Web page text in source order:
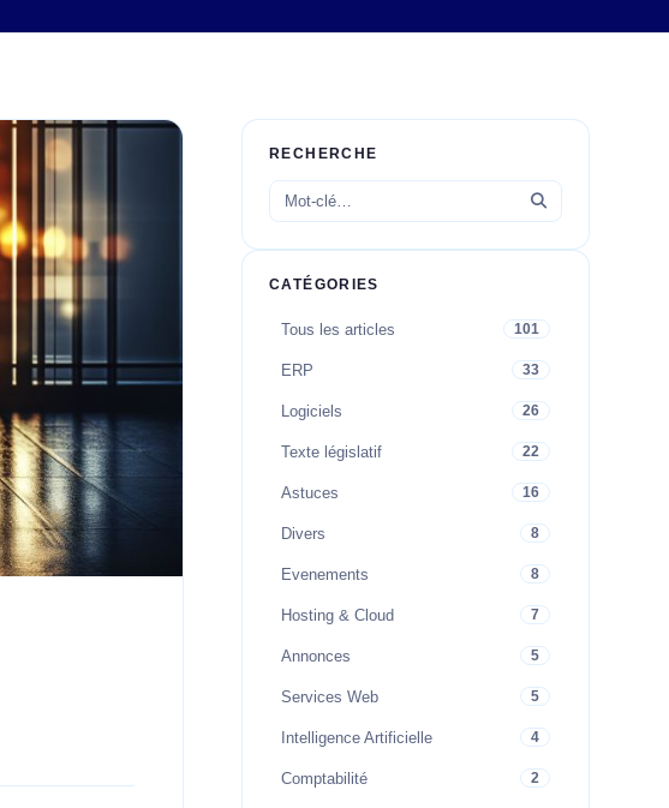
RECHERCHE
CATÉGORIES
Tous les articles 101
ERP 33
Logiciels 26
Texte législatif 22
Astuces 16
Divers 8
Evenements 8
Hosting & Cloud 7
Annonces 5
Services Web 5
Intelligence Artificielle 4
Comptabilité 2